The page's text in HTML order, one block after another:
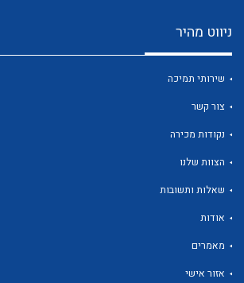
לכל מוצרי היצרן
ניווט מהיר
שירותי תמיכה
צור קשר
נקודות מכירה
הצוות שלנו
שאלות ותשובות
אודות
מאמרים
אזור אישי